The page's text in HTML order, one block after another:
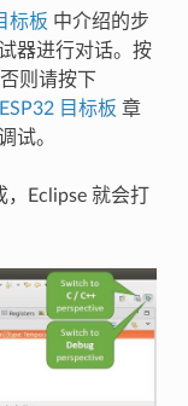
标板 中介绍的步
器进行对话。按
则请按下
目标板 章
试。
Eclipse 就会打